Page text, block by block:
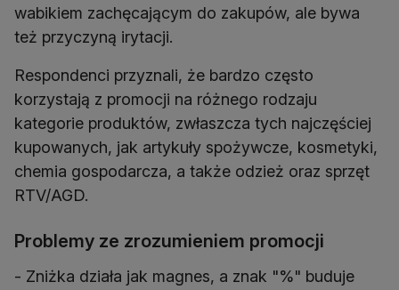
wabikiem zachęcającym do zakupów, ale bywa
też przyczyną irytacji.
Respondenci przyznali, że bardzo często
korzystają z promocji na różnego rodzaju
kategorie produktów, zwłaszcza tych najczęściej
kupowanych, jak artykuły spożywcze, kosmetyki,
chemia gospodarcza, a także odzież oraz sprzęt
RTV/AGD.
Problemy ze zrozumieniem promocji
- Zniżka działa jak magnes, a znak "%" buduje